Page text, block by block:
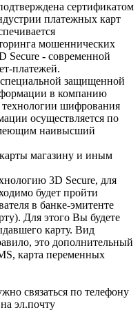
сертификатом
платежных карт
мошеннических
Secure - современной
платежей.
защищенной
в компанию
шифрования
осуществляется по
наивысший
магазину и иным
3D Secure, для
будет пройти
в банке-эмитенте
Для этого Вы будете
карту. Вид
это дополнительный
карта переменных
связаться по телефону
эл.почту